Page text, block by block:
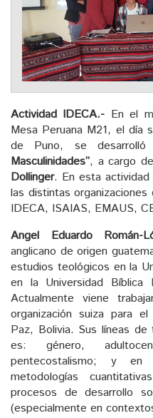
Actividad IDECA.- En el
Mesa Peruana M21, el día
de Puno, se
Masculinidades”, a cargo de
Dollinger. En esta
las distintas
IDECA, ISAIAS, EMAUS,
Angel Eduardo Román-
anglicano de origen
estudios teológicos en la
en la Universidad Bíblica
Actualmente viene
organización suiza para
Paz, Bolivia. Sus líneas
es: género,
pentecostalismo; y
metodologías
procesos de desarrollo
(especialmente en